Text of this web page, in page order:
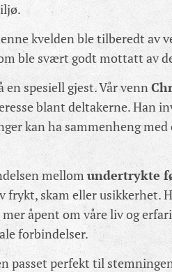
kvelden ble tilberedt av
ble svært godt mottatt av
en spesiell gjest. Vår venn
blant deltakerne. Han
kan ha sammenheng
mellomundertrykte
frykt, skam eller usikkerhet.
åpent om våre liv og
forbindelser.
passet perfekt til